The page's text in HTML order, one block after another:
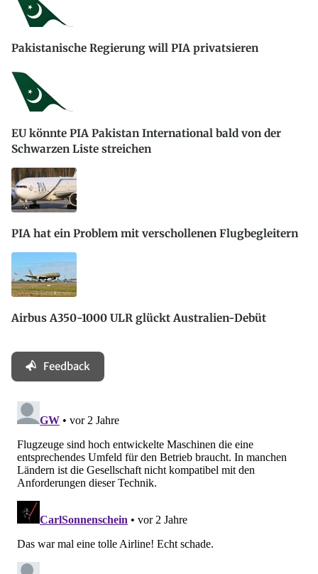
Pakistanische Regierung will PIA privatsieren
EU könnte PIA Pakistan International bald von der
Schwarzen Liste streichen
PIA hat ein Problem mit verschollenen Flugbegleitern
Airbus A350-1000 ULR glückt Australien-Debüt
Feedback